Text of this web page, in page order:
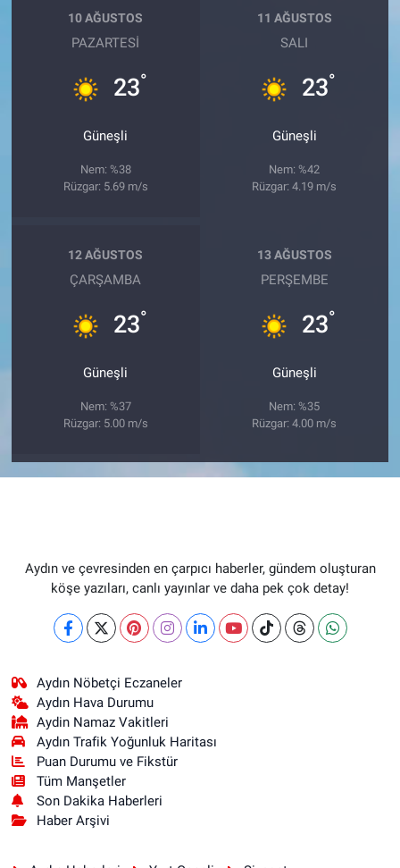
10 AĞUSTOS
PAZARTESI
23°
Güneşli
Nem: %38
Rüzgar: 5.69 m/s
11 AĞUSTOS
SALI
23°
Güneşli
Nem: %42
Rüzgar: 4.19 m/s
12 AĞUSTOS
ÇARŞAMBA
23°
Güneşli
Nem: %37
Rüzgar: 5.00 m/s
13 AĞUSTOS
PERŞEMBE
23°
Güneşli
Nem: %35
Rüzgar: 4.00 m/s
Aydın ve çevresinden en çarpıcı haberler, gündem oluşturan
köşe yazıları, canlı yayınlar ve daha pek çok detay!
Aydın Nöbetçi Eczaneler
Aydın Hava Durumu
Aydin Namaz Vakitleri
Aydın Trafik Yoğunluk Haritası
Puan Durumu ve Fikstür
Tüm Manşetler
Son Dakika Haberleri
Haber Arşivi